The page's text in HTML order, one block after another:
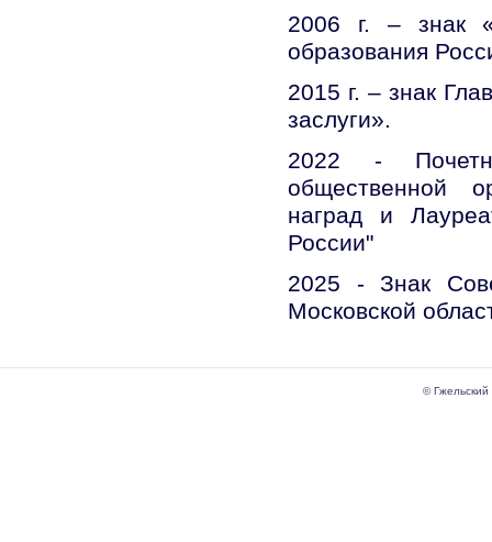
2006 г. – знак
образования
2015 г. – знак
заслуги».
2022 -
общественной
наград и
России"
2025 - Знак
Московской
© Гжельский